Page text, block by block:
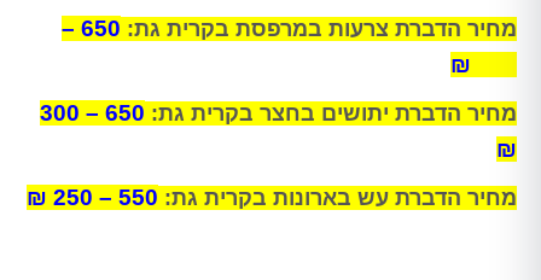
מחיר הדברת צרעות במרפסת בקרית גת:
650 –
מחיר הדברת יתושים בחצר בקרית גת:
650 – 300
₪
מחיר הדברת עש בארונות בקרית גת: 550 – 250 ₪